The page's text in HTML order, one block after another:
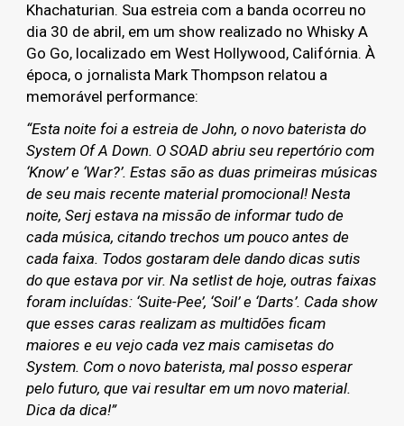
Khachaturian. Sua estreia com a banda ocorreu no
dia 30 de abril, em um show realizado no Whisky A
Go Go, localizado em West Hollywood, Califórnia. À
época, o jornalista Mark Thompson relatou a
memorável performance:
“Esta noite foi a estreia de John, o novo baterista do
System Of A Down. O SOAD abriu seu repertório com
‘Know’ e ‘War?’. Estas são as duas primeiras músicas
de seu mais recente material promocional! Nesta
noite, Serj estava na missão de informar tudo de
cada música, citando trechos um pouco antes de
cada faixa. Todos gostaram dele dando dicas sutis
do que estava por vir. Na setlist de hoje, outras faixas
foram incluídas: ‘Suite-Pee’, ‘Soil’ e ‘Darts’. Cada show
que esses caras realizam as multidões ficam
maiores e eu vejo cada vez mais camisetas do
System. Com o novo baterista, mal posso esperar
pelo futuro, que vai resultar em um novo material.
Dica da dica!”